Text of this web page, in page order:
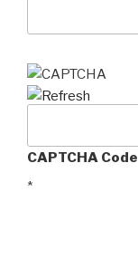
CAPTCHA Code
*